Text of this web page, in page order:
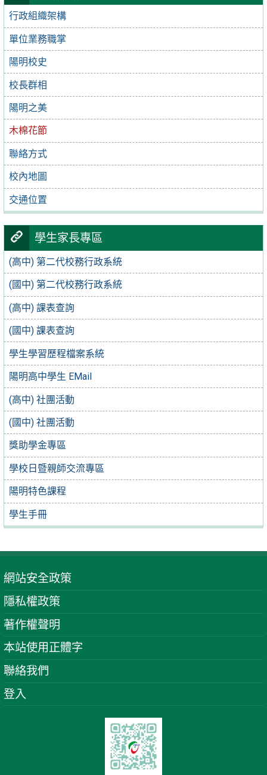
行政組織架構
單位業務職掌
陽明校史
校長群相
陽明之美
木棉花節
聯絡方式
校內地圖
交通位置
學生家長專區
(高中) 第二代校務行政系統
(國中) 第二代校務行政系統
(高中) 課表查詢
(國中) 課表查詢
學生學習歷程檔案系統
陽明高中學生 EMail
(高中) 社團活動
(國中) 社團活動
獎助學金專區
學校日暨親師交流專區
陽明特色課程
學生手冊
網站安全政策
隱私權政策
著作權聲明
本站使用正體字
聯絡我們
登入